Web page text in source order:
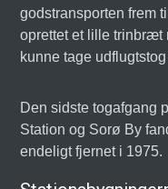
godstransporten frem
oprettet et lille
kunne tage
Den sidste togafgang
Station og Sorø By
endeligt fjernet i 1975.